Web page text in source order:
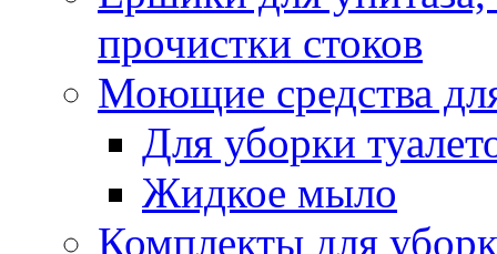
прочистки стоков
Моющие средства
Для уборки
Жидкое мыло
Комплекты для